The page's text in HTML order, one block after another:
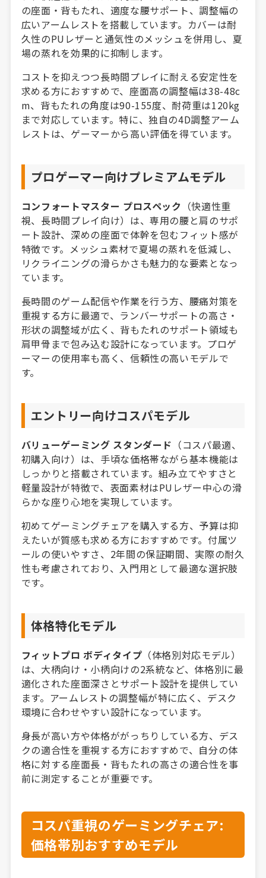
の座面・背もたれ、適度な腰サポート、調整幅の
広いアームレストを搭載しています。カバーは耐
久性のPUレザーと通気性のメッシュを併用し、夏
場の蒸れを効果的に抑制します。
コストを抑えつつ長時間プレイに耐える安定性を
求める方におすすめで、座面高の調整幅は38-48c
m、背もたれの角度は90-155度、耐荷重は120kg
まで対応しています。特に、独自の4D調整アーム
レストは、ゲーマーから高い評価を得ています。
プロゲーマー向けプレミアムモデル
コンフォートマスター プロスペック （快適性重
視、長時間プレイ向け）は、専用の腰と肩のサポ
ート設計、深めの座面で体幹を包むフィット感が
特徴です。メッシュ素材で夏場の蒸れを低減し、
リクライニングの滑らかさも魅力的な要素となっ
ています。
長時間のゲーム配信や作業を行う方、腰痛対策を
重視する方に最適で、ランバーサポートの高さ・
形状の調整域が広く、背もたれのサポート領域も
肩甲骨まで包み込む設計になっています。プロゲ
ーマーの使用率も高く、信頼性の高いモデルで
す。
エントリー向けコスパモデル
バリューゲーミング スタンダード （コスパ最適、
初購入向け）は、手頃な価格帯ながら基本機能は
しっかりと搭載されています。組み立てやすさと
軽量設計が特徴で、表面素材はPUレザー中心の滑
らかな座り心地を実現しています。
初めてゲーミングチェアを購入する方、予算は抑
えたいが質感も求める方におすすめです。付属ツ
ールの使いやすさ、2年間の保証期間、実際の耐久
性も考慮されており、入門用として最適な選択肢
です。
体格特化モデル
フィットプロ ボディタイプ （体格別対応モデル）
は、大柄向け・小柄向けの2系統など、体格別に最
適化された座面深さとサポート設計を提供してい
ます。アームレストの調整幅が特に広く、デスク
環境に合わせやすい設計になっています。
身長が高い方や体格ががっちりしている方、デス
クの適合性を重視する方におすすめで、自分の体
格に対する座面長・背もたれの高さの適合性を事
前に測定することが重要です。
コスパ重視のゲーミングチェア:
価格帯別おすすめモデル